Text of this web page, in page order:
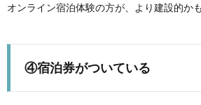
オンライン宿泊体験の方が、より建設的か
④宿泊券がついている